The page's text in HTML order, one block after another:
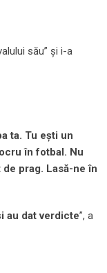
său” și i-a
ta. Tu ești un
în fotbal. Nu
prag. Lasă-ne în
au dat verdicte”, a